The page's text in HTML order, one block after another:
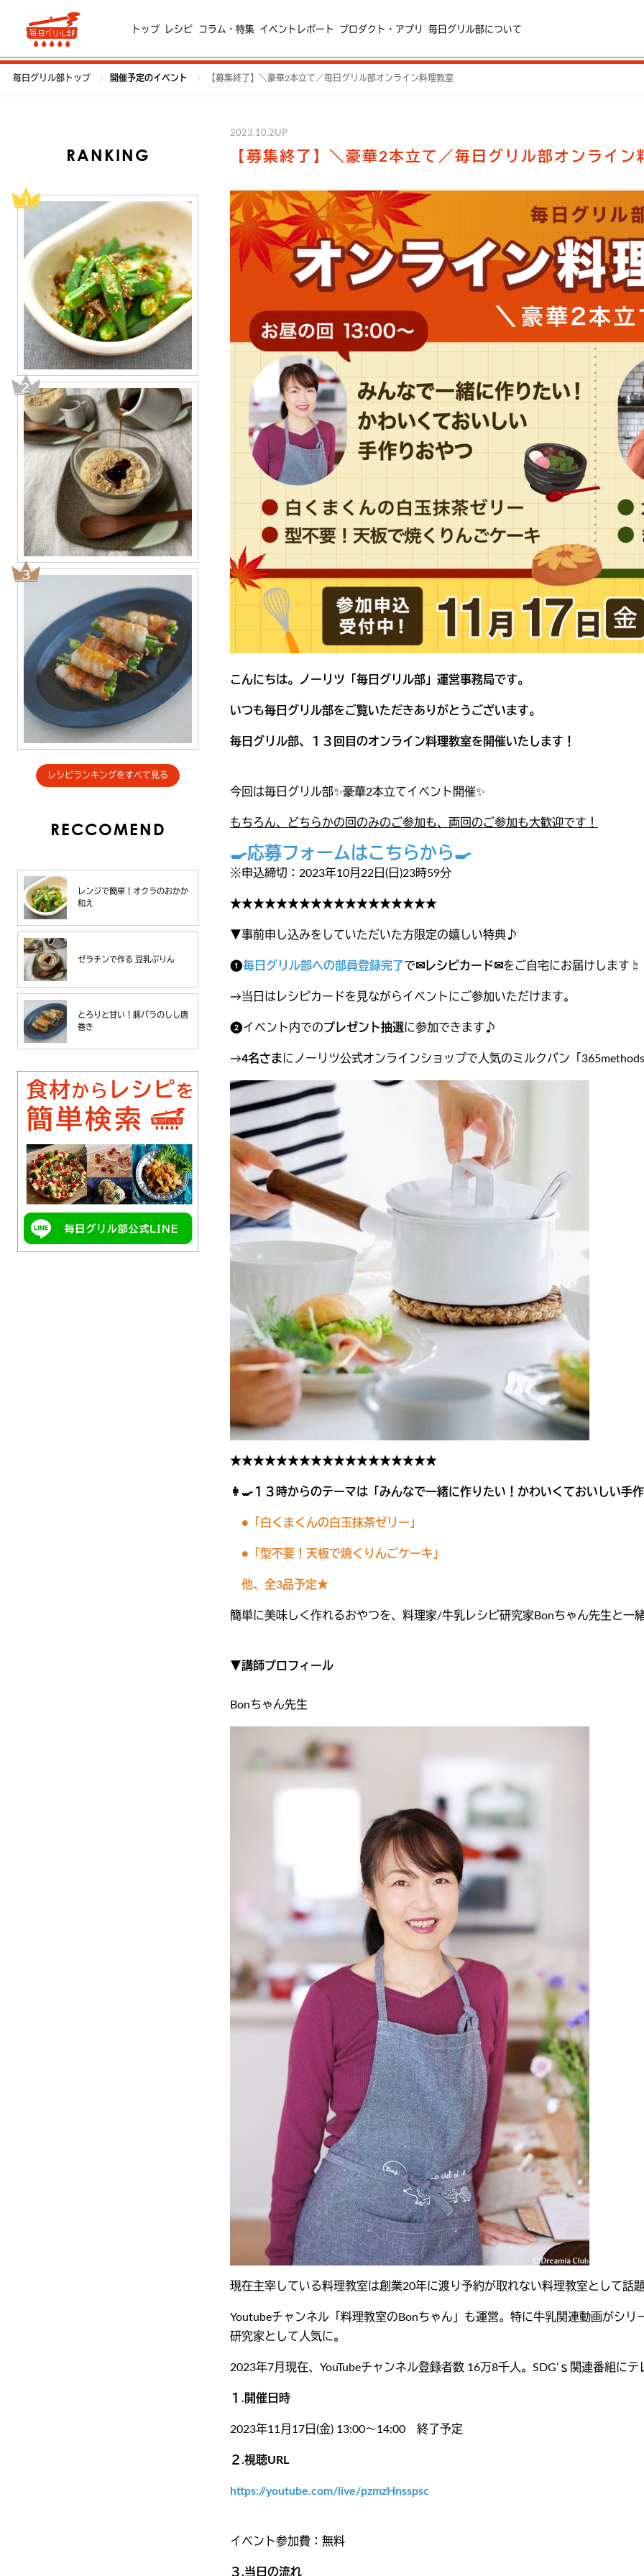
トップ レシピ コラム・特集 イベントレポート プロダクト・アプリ 毎日グリル部について
毎日グリル部トップ 開催予定のイベント 【募集終了】＼豪華2本立て／毎日グリル部オンライン料理教室
RANKING
レシピランキングをすべて見る
RECCOMEND
レンジで簡単！オクラのおかか
和え
ゼラチンで作る 豆乳ぷりん
とろりと甘い！豚バラのしし唐
巻き
2023.10.2UP
【募集終了】＼豪華2本立て／毎日グリル部オンライン
こんにちは。ノーリツ「毎日グリル部」運営事務局です。
いつも毎日グリル部をご覧いただきありがとうございます。
毎日グリル部、１３回目のオンライン料理教室を開催いたします！
今回は毎日グリル部✨豪華2本立てイベント開催✨
もちろん、どちらかの回のみのご参加も、両回のご参加も大歓迎です！
🍳応募フォームはこちらから🍳
※申込締切：2023年10月22日(日)23時59分
★★★★★★★★★★★★★★★★★★
▼事前申し込みをしていただいた方限定の嬉しい特典♪
❶毎日グリル部への部員登録完了 で✉レシピカード✉をご自宅にお届けします☝️
→当日はレシピカードを見ながらイベントにご参加いただけます。
❷イベント内でのプレゼント抽選に参加できます♪
→4名さまにノーリツ公式オンラインショップで人気のミルクパン「
★★★★★★★★★★★★★★★★★★
👩‍🍳１３時からのテーマは「みんなで一緒に作りたい！かわいくておいしい手
●「白くまくんの白玉抹茶ゼリー」
● 「型不要！天板で焼くりんごケーキ」
他、全3品予定★
簡単に美味しく作れるおやつを、料理家/牛乳レシピ研究家Bonちゃん先生と一
▼講師プロフィール
Bonちゃん先生
現在主宰している料理教室は創業20年に渡り予約が取れない料理教室として話題
Youtubeチャンネル「料理教室のBonちゃん」も運営。特に牛乳関連動画がシ
研究家として人気に。
2023年7月現在、YouTubeチャンネル登録者数 16万8千人。SDG’ｓ関連番組に
１.開催日時
2023年11月17日(金) 13:00～14:00 終了予定
２.視聴URL
https://youtube.com/live/pzmzHnsspsc
イベント参加費：無料
３.当日の流れ